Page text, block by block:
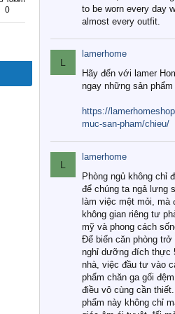
0
to be worn every day
almost every outfit.
L
lamerhome
Hãy đến với lamer
ngay những sản
https://
muc-san-pham/chieu/
L
lamerhome
Phòng ngủ không chỉ
để chúng ta ngả lưng
làm việc mệt mỏi, mà
không gian riêng tư
mỹ và phong cách
Để biến căn phòng trở
nghỉ dưỡng đích thực
nhà, việc đầu tư vào
phẩm chăn ga gối
điều vô cùng cần
phẩm này không chỉ